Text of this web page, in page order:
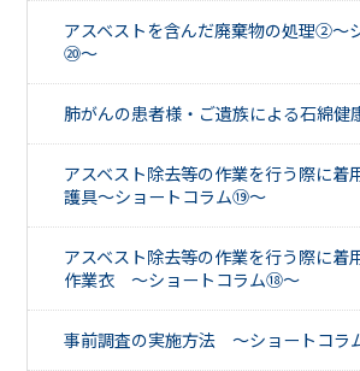
アスベストを含んだ廃棄物の処理②～
⑳～
肺がんの患者様・ご遺族による石綿健
アスベスト除去等の作業を行う際に着
護具～ショートコラム⑲～
アスベスト除去等の作業を行う際に着
作業衣 ～ショートコラム⑱～
事前調査の実施方法 ～ショートコ